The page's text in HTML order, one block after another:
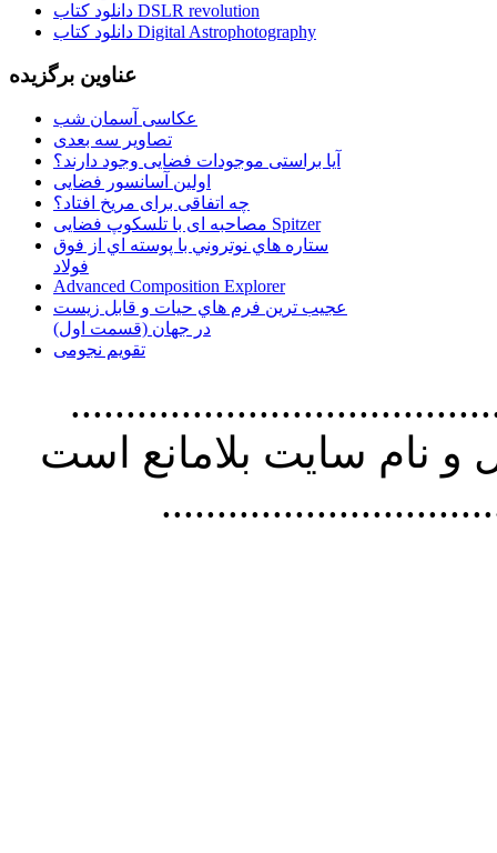
دانلود کتاب DSLR revolution
دانلود کتاب Digital Astrophotography
عناوین برگزیده
عکاسی آسمان شب
تصاویر سه بعدی
آیا براستی موجودات فضایی وجود دارند؟
اولین آسانسور فضایی
چه اتفاقی برای مریخ افتاد؟
مصاحبه ای با تلسکوپ فضایی Spitzer
ستاره هاي نوتروني با پوسته اي از فوق
فولاد
Advanced Composition Explorer
عجیب ترین فرم هاي حيات و قابل زيست
در جهان (قسمت اول)
تقویم نجومی
استفاده از
نام سايت بلامانع است